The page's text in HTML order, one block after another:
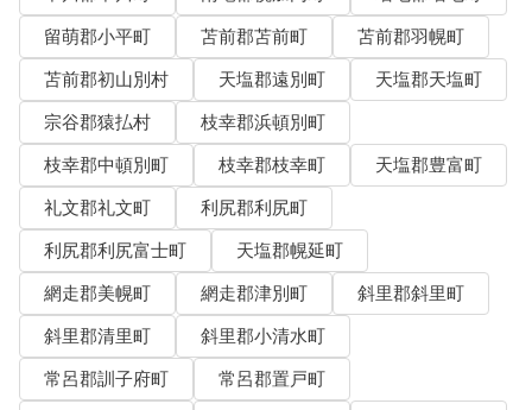
留萌郡小平町
苫前郡苫前町
苫前郡羽幌町
苫前郡初山別村
天塩郡遠別町
天塩郡天塩町
宗谷郡猿払村
枝幸郡浜頓別町
枝幸郡中頓別町
枝幸郡枝幸町
天塩郡豊富町
礼文郡礼文町
利尻郡利尻町
利尻郡利尻富士町
天塩郡幌延町
網走郡美幌町
網走郡津別町
斜里郡斜里町
斜里郡清里町
斜里郡小清水町
常呂郡訓子府町
常呂郡置戸町